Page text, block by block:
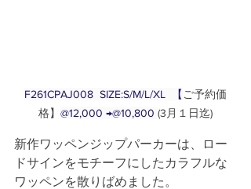
F261CPAJ008  SIZE:S/M/L/XL  【 ご予約価
格】 @12,000 →@10,800 (3月１日迄)
新作ワッペンジップパーカーは、ロー
ドサインをモチーフにしたカラフルな
ワッペンを散りばめました。